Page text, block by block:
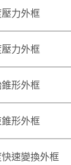
力外框
力外框
錐形外框
形外框
速變換外框